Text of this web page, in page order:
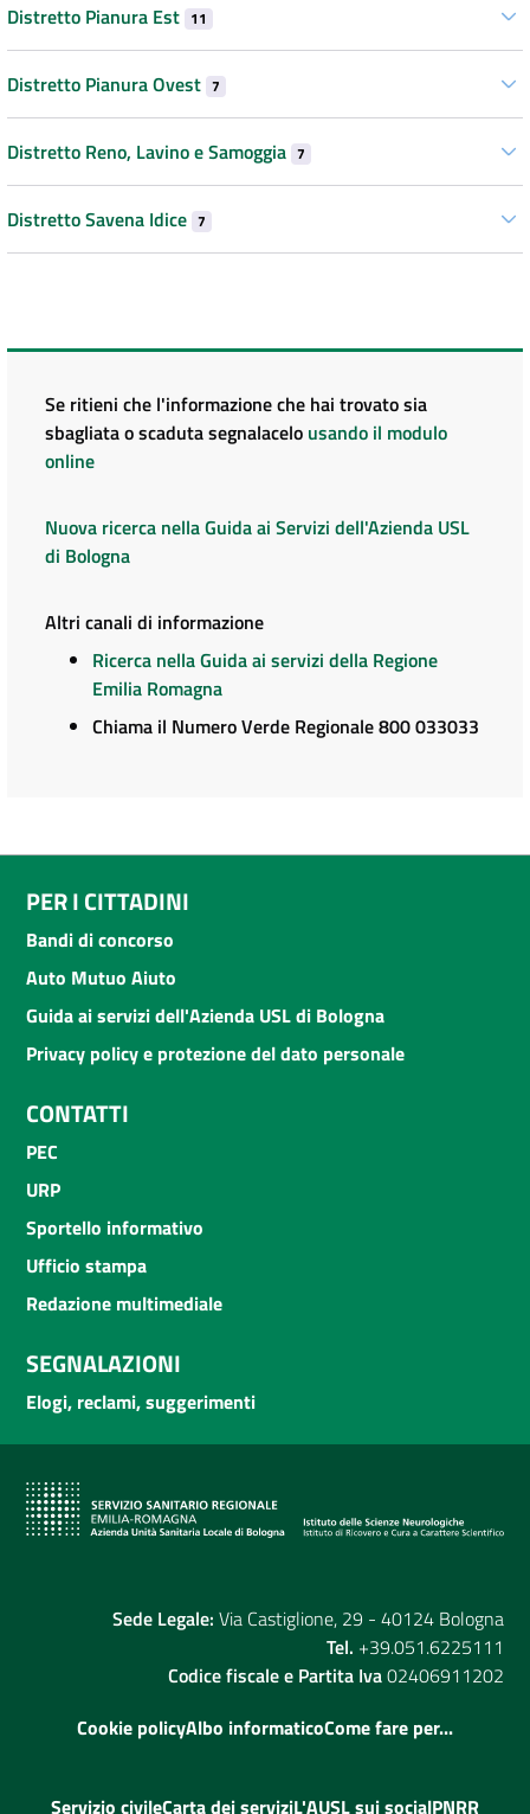
Distretto Pianura Est 11
Distretto Pianura Ovest 7
Distretto Reno, Lavino e Samoggia 7
Distretto Savena Idice 7
Se ritieni che l'informazione che hai trovato sia
sbagliata o scaduta segnalacelo usando il modulo
online
Nuova ricerca nella Guida ai Servizi dell'Azienda USL
di Bologna
Altri canali di informazione
Ricerca nella Guida ai servizi della Regione
Emilia Romagna
Chiama il Numero Verde Regionale 800 033033
PER I CITTADINI
Bandi di concorso
Auto Mutuo Aiuto
Guida ai servizi dell'Azienda USL di Bologna
Privacy policy e protezione del dato personale
CONTATTI
PEC
URP
Sportello informativo
Ufficio stampa
Redazione multimediale
SEGNALAZIONI
Elogi, reclami, suggerimenti
Sede Legale: Via Castiglione, 29 - 40124 Bologna
Tel. +39.051.6225111
Codice fiscale e Partita Iva02406911202
Cookie policyAlbo informaticoCome fare per...
Servizio civileCarta dei serviziL'AUSL sui socialPNRR